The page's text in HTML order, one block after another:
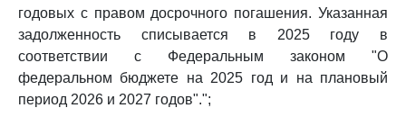
годовых с правом досрочного погашения. Указанная
задолженность списывается в 2025 году в
соответствии с Федеральным законом "О
федеральном бюджете на 2025 год и на плановый
период 2026 и 2027 годов".";